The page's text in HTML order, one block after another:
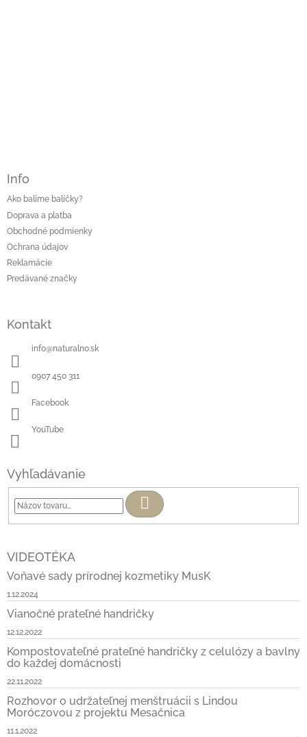
Info
Ako balíme balíčky?
Doprava a platba
Obchodné podmienky
Ochrana údajov
Reklamácie
Predávané značky
Kontakt
info@naturalno.sk
0907 450 311
Facebook
YouTube
Vyhľadávanie
Hľadať
VIDEOTÉKA
Voňavé sady prírodnej kozmetiky MusK
1.12.2024
Vianočné prateľné handričky
12.12.2022
Kompostovateľné prateľné handričky z celulózy a bavlny
do každej domácnosti
22.11.2022
Rozhovor o udržateľnej menštruácii s Lindou
Moróczovou z projektu Mesačnica
11.1.2022